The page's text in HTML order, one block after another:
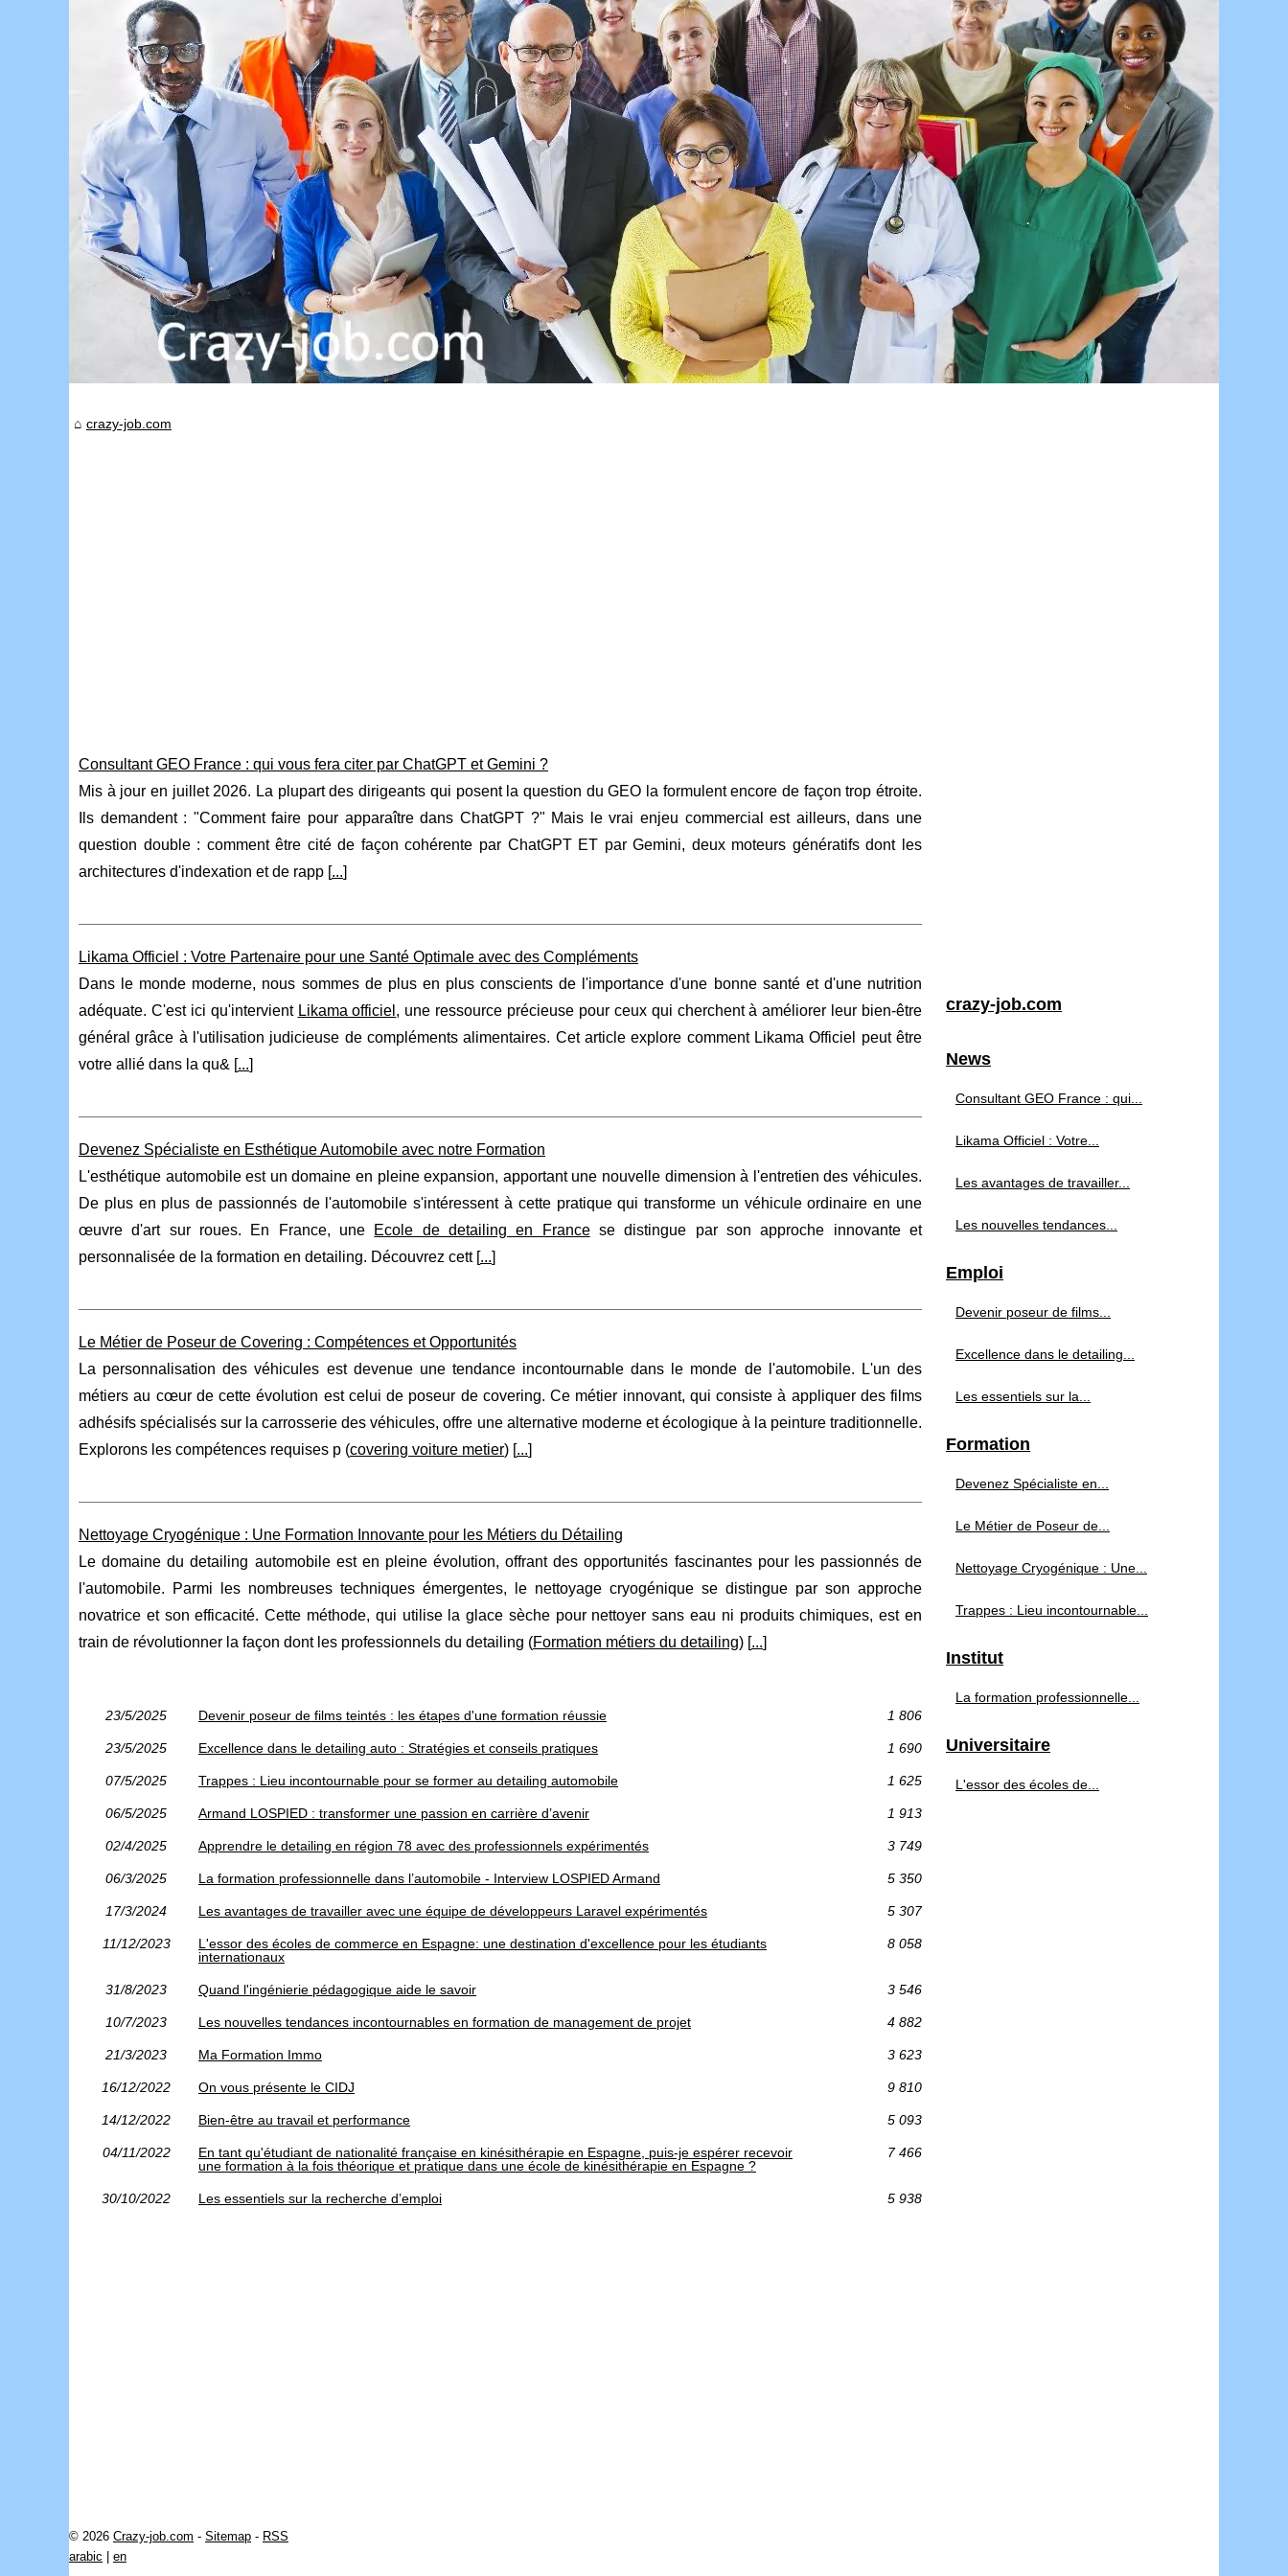
crazy-job.com
Consultant GEO France : qui vous fera citer par ChatGPT et Gemini ?
Mis à jour en juillet 2026. La plupart des dirigeants qui posent la question du GEO la formulent encore de façon trop étroite.
Ils demandent : "Comment faire pour apparaître dans ChatGPT ?" Mais le vrai enjeu commercial est ailleurs, dans une
question double : comment être cité de façon cohérente par ChatGPT ET par Gemini, deux moteurs génératifs dont les
architectures d'indexation et de rapp [...]
Likama Officiel : Votre Partenaire pour une Santé Optimale avec des Compléments
Dans le monde moderne, nous sommes de plus en plus conscients de l'importance d'une bonne santé et d'une nutrition
adéquate. C'est ici qu'intervient Likama officiel , une ressource précieuse pour ceux qui cherchent à améliorer leur bien-être
général grâce à l'utilisation judicieuse de compléments alimentaires. Cet article explore comment Likama Officiel peut être
votre allié dans la qu& [...]
Devenez Spécialiste en Esthétique Automobile avec notre Formation
L'esthétique automobile est un domaine en pleine expansion, apportant une nouvelle dimension à l'entretien des véhicules.
De plus en plus de passionnés de l'automobile s'intéressent à cette pratique qui transforme un véhicule ordinaire en une
œuvre d'art sur roues. En France, une Ecole de detailing en Francese distingue par son approche innovante et
personnalisée de la formation en detailing. Découvrez cett [...]
Le Métier de Poseur de Covering : Compétences et Opportunités
La personnalisation des véhicules est devenue une tendance incontournable dans le monde de l'automobile. L'un des
métiers au cœur de cette évolution est celui de poseur de covering. Ce métier innovant, qui consiste à appliquer des films
adhésifs spécialisés sur la carrosserie des véhicules, offre une alternative moderne et écologique à la peinture traditionnelle.
Explorons les compétences requises p (covering voiture metier) [...]
Nettoyage Cryogénique : Une Formation Innovante pour les Métiers du Détailing
Le domaine du detailing automobile est en pleine évolution, offrant des opportunités fascinantes pour les passionnés de
l'automobile. Parmi les nombreuses techniques émergentes, le nettoyage cryogénique se distingue par son approche
novatrice et son efficacité. Cette méthode, qui utilise la glace sèche pour nettoyer sans eau ni produits chimiques, est en
train de révolutionner la façon dont les professionnels du detailing (Formation métiers du detailing) [...]
23/5/2025 Devenir poseur de films teintés : les étapes d'une formation réussie 1 806
23/5/2025 Excellence dans le detailing auto : Stratégies et conseils pratiques 1 690
07/5/2025 Trappes : Lieu incontournable pour se former au detailing automobile 1 625
06/5/2025 Armand LOSPIED : transformer une passion en carrière d’avenir 1 913
02/4/2025 Apprendre le detailing en région 78 avec des professionnels expérimentés 3 749
06/3/2025 La formation professionnelle dans l’automobile - Interview LOSPIED Armand 5 350
17/3/2024 Les avantages de travailler avec une équipe de développeurs Laravel expérimentés 5 307
11/12/2023
L'essor des écoles de commerce en Espagne: une destination d'excellence pour les étudiants
internationaux
8 058
31/8/2023 Quand l'ingénierie pédagogique aide le savoir 3 546
10/7/2023 Les nouvelles tendances incontournables en formation de management de projet 4 882
21/3/2023 Ma Formation Immo 3 623
16/12/2022 On vous présente le CIDJ 9 810
14/12/2022 Bien-être au travail et performance 5 093
04/11/2022
En tant qu'étudiant de nationalité française en kinésithérapie en Espagne, puis-je espérer recevoir
une formation à la fois théorique et pratique dans une école de kinésithérapie en Espagne ?
7 466
30/10/2022 Les essentiels sur la recherche d’emploi 5 938
crazy-job.com
News
Consultant GEO France : qui...
Likama Officiel : Votre...
Les avantages de travailler...
Les nouvelles tendances...
Emploi
Devenir poseur de films...
Excellence dans le detailing...
Les essentiels sur la...
Formation
Devenez Spécialiste en...
Le Métier de Poseur de...
Nettoyage Cryogénique : Une...
Trappes : Lieu incontournable...
Institut
La formation professionnelle...
Universitaire
L'essor des écoles de...
© 2026 Crazy-job.com - Sitemap - RSS
arabic
en